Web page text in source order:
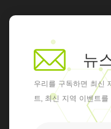
뉴
우리를 구독하면 최신
트, 최신 지역 이벤트